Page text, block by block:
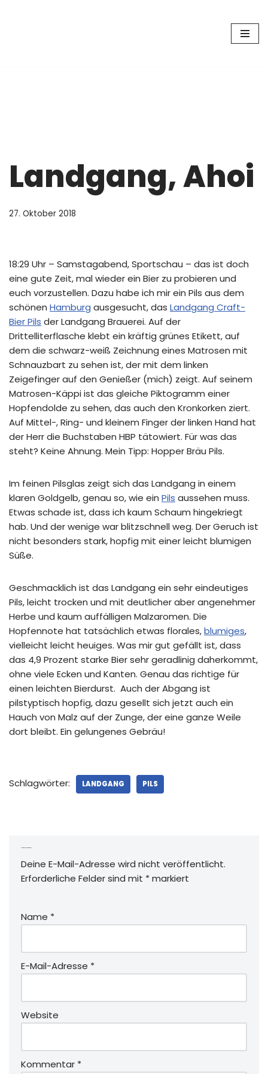
Landgang, Ahoi
27. Oktober 2018
18:29 Uhr – Samstagabend, Sportschau – das ist doch
eine gute Zeit, mal wieder ein Bier zu probieren und
euch vorzustellen. Dazu habe ich mir ein Pils aus dem
schönen Hamburg ausgesucht, das Landgang Craft-
Bier Pils der Landgang Brauerei. Auf der
Drittelliterflasche klebt ein kräftig grünes Etikett, auf
dem die schwarz-weiß Zeichnung eines Matrosen mit
Schnauzbart zu sehen ist, der mit dem linken
Zeigefinger auf den Genießer (mich) zeigt. Auf seinem
Matrosen-Käppi ist das gleiche Piktogramm einer
Hopfendolde zu sehen, das auch den Kronkorken ziert.
Auf Mittel-, Ring- und kleinem Finger der linken Hand hat
der Herr die Buchstaben HBP tätowiert. Für was das
steht? Keine Ahnung. Mein Tipp: Hopper Bräu Pils.
Im feinen Pilsglas zeigt sich das Landgang in einem
klaren Goldgelb, genau so, wie ein Pils aussehen muss.
Etwas schade ist, dass ich kaum Schaum hingekriegt
hab. Und der wenige war blitzschnell weg. Der Geruch ist
nicht besonders stark, hopfig mit einer leicht blumigen
Süße.
Geschmacklich ist das Landgang ein sehr eindeutiges
Pils, leicht trocken und mit deutlicher aber angenehmer
Herbe und kaum auffälligen Malzaromen. Die
Hopfennote hat tatsächlich etwas florales,blumiges,
vielleicht leicht heuiges. Was mir gut gefällt ist, dass
das 4,9 Prozent starke Bier sehr geradlinig daherkommt,
ohne viele Ecken und Kanten. Genau das richtige für
einen leichten Bierdurst. Auch der Abgang ist
pilstyptisch hopfig, dazu gesellt sich jetzt auch ein
Hauch von Malz auf der Zunge, der eine ganze Weile
dort bleibt. Ein gelungenes Gebräu!
Schlagwörter: LANDGANG PILS
Deine E-Mail-Adresse wird nicht veröffentlicht.
Erforderliche Felder sind mit *markiert
Name *
E-Mail-Adresse *
Website
Kommentar *